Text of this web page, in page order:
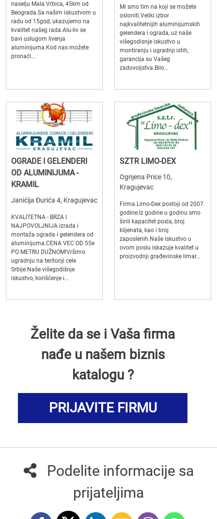
naselju Mala Vrbica, 45km od
Beograda.Sa našim iskustvom u
radu od 15god, ukazujemo na
kvalitet našeg rada.Alu-liv se
bavi uslugom livenja
aluminijuma.Kod nas možete
pronaći...
Mi smo tim na koji se možete
osloniti.Veliki izbor
najkvalitetnijih aluminijumskih
gelendera i ograda, uz naše
višegodisnje iskustvo u
montiranju i ugradnji istih,
garancija su Vašeg
zadovoljstva.Bilo...
OGRADE I GELENDERI
OD ALUMINIJUMA -
KRAMIL
Janićija Đurića 4, Kragujevac
KVALITETNA - BRZA I
NAJPOVOLJNIJA izrada i
montaža ograda i gelendera od
aluminijuma.CENA VEC OD 55e
PO METRU DUŽNOM!Vršimo
ugradnju na teritoriji cele
Srbije.Naše višegodišnje
iskustvo, korišćenje i...
SZTR LIMO-DEX
Ognjena Price 10,
Kragujevac
Firma Limo-Dex postoji od 2007.
godine.Iz godine u godinu smo
širili kapacitet posla, broj
klijenata, kao i broj
zaposlenih.Naše iskustvo u
ovom poslu iskazuje kvalitet u
proizvodnji građevinske limar...
Želite da se i Vaša firma
nađe u našem biznis
katalogu ?
PRIJAVITE FIRMU
Podelite informacije sa
prijateljima